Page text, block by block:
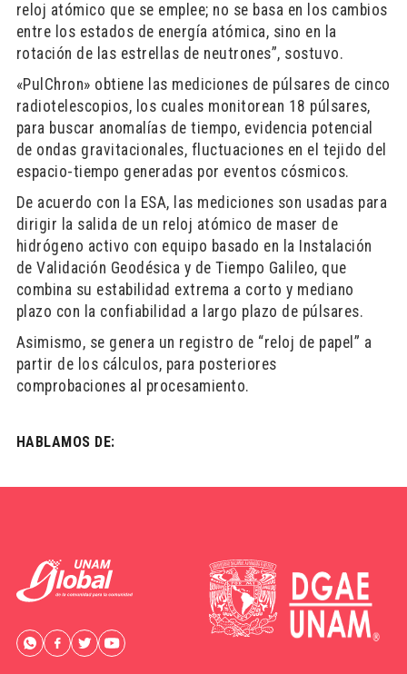
reloj atómico que se emplee; no se basa en los cambios
entre los estados de energía atómica, sino en la
rotación de las estrellas de neutrones”, sostuvo.
«PulChron» obtiene las mediciones de púlsares de cinco
radiotelescopios, los cuales monitorean 18 púlsares,
para buscar anomalías de tiempo, evidencia potencial
de ondas gravitacionales, fluctuaciones en el tejido del
espacio-tiempo generadas por eventos cósmicos.
De acuerdo con la ESA, las mediciones son usadas para
dirigir la salida de un reloj atómico de maser de
hidrógeno activo con equipo basado en la Instalación
de Validación Geodésica y de Tiempo Galileo, que
combina su estabilidad extrema a corto y mediano
plazo con la confiabilidad a largo plazo de púlsares.
Asimismo, se genera un registro de “reloj de papel” a
partir de los cálculos, para posteriores
comprobaciones al procesamiento.
HABLAMOS DE: